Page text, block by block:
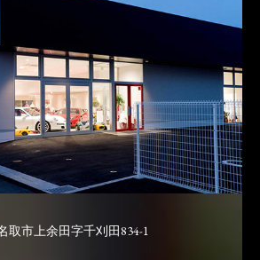
取市上余田字千刈田834-1